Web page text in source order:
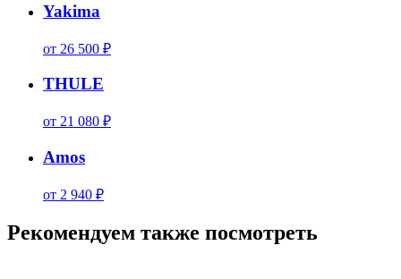
Yakima
от 26 500 ₽
THULE
от 21 080 ₽
Amos
от 2 940 ₽
Рекомендуем также посмотреть